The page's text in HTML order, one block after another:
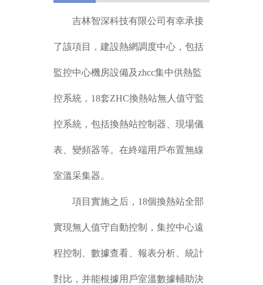
吉林智深科技有限公司有幸承接
了該項目，建設熱網調度中心，包括
監控中心機房設備及zhcc集中供熱監
控系統，18套ZHC換熱站無人值守監
控系統，包括換熱站控制器、現場儀
表、變頻器等。在終端用戶布置無線
室溫采集器。
項目實施之后，18個換熱站全部
實現無人值守自動控制，集控中心遠
程控制、數據查看、報表分析、統計
對比，并能根據用戶室溫數據輔助決